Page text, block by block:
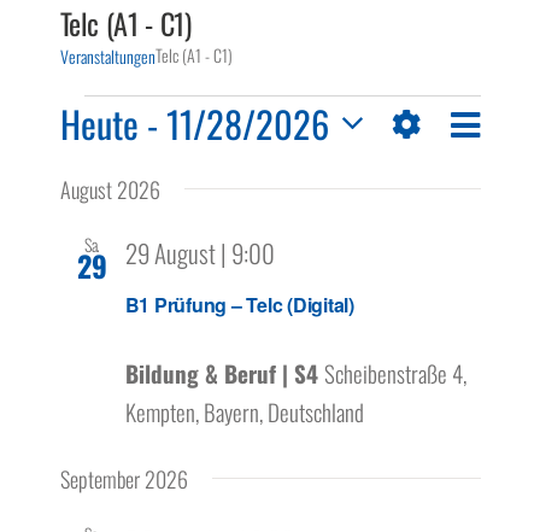
Förderungen
Telc (A1 - C1)
VeranstaltungenTelc (A1 - C1)
Veranstaltungen Ansichten-
Navigation
Anzeigen
Liste
Heute - 11/28/2026
Datum
wählen.
August 2026
Sa.
29
B1 Prüfung – Telc (Digital)
29 August | 9:00
Bildung & Beruf | S4 Scheibenstraße 4,
Kempten, Bayern, Deutschland
September 2026